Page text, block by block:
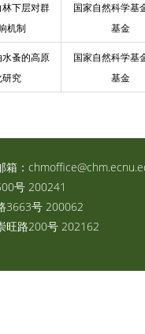
下层对群
机制
国家自然科学基
基金
蚤的高原
研究
国家自然科学基
基金
：
号 200241
3663号 200062
旺路200号 202162